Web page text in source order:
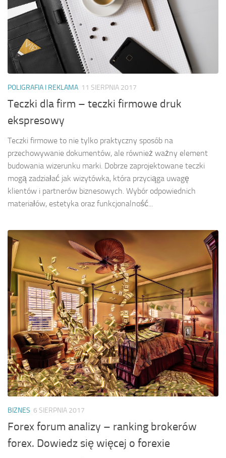
POLIGRAFIA I REKLAMA 11 SIERPNIA 2017
Teczki dla firm – teczki firmowe druk
ekspresowy
Teczki firmowe to nie tylko praktyczny sposób na
przechowywanie dokumentów, ale również ważny element
budowania wizerunku marki. Dobrze zaprojektowane teczki
mogą zadziałać jak wizytówka, która przyciąga uwagę
klientów i partnerów biznesowych. Wybór odpowiednich
materiałów, estetyka oraz funkcjonalność...
BIZNES 6 SIERPNIA 2017
Forex forum analizy – ranking brokerów
forex. Dowiedz się więcej o forexie